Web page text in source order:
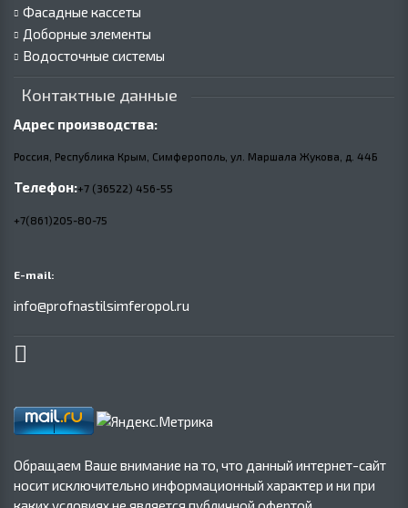
Фасадные кассеты
Доборные элементы
Водосточные системы
Контактные данные
Адрес производства:
Россия, Республика Крым, Симферополь, ул. Маршала Жукова, д. 44Б
Телефон:+7 (36522) 456-55
+7(861)205-80-75
E-mail:
info@profnastilsimferopol.ru
Обращаем Ваше внимание на то, что данный интернет-сайт
носит исключительно информационный характер и ни при